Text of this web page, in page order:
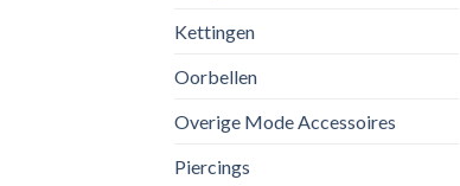
Kettingen
Oorbellen
Overige Mode Accessoires
Piercings